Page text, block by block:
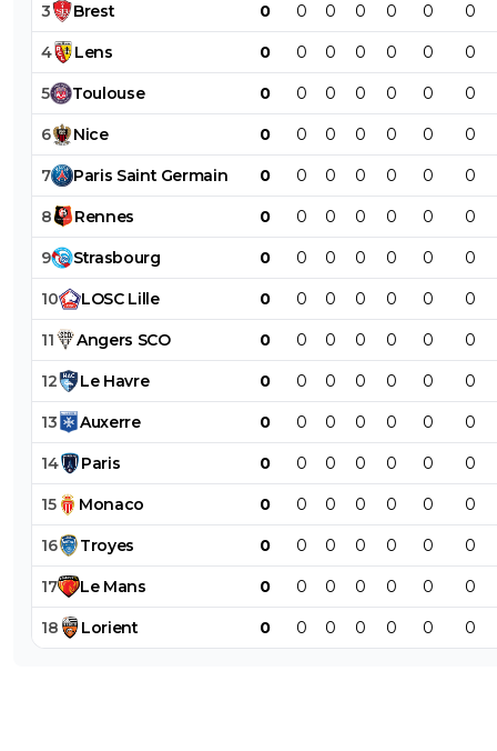
3 Brest 0 0 0 0 0 0 0
4 Lens 0 0 0 0 0 0 0
5 Toulouse 0 0 0 0 0 0 0
6 Nice 0 0 0 0 0 0 0
7 Paris Saint Germain 0 0 0 0 0 0 0
8 Rennes 0 0 0 0 0 0 0
9 Strasbourg 0 0 0 0 0 0 0
10 LOSC Lille 0 0 0 0 0 0 0
11 Angers SCO 0 0 0 0 0 0 0
12 Le Havre 0 0 0 0 0 0 0
13 Auxerre 0 0 0 0 0 0 0
14 Paris 0 0 0 0 0 0 0
15 Monaco 0 0 0 0 0 0 0
16 Troyes 0 0 0 0 0 0 0
17 Le Mans 0 0 0 0 0 0 0
18 Lorient 0 0 0 0 0 0 0